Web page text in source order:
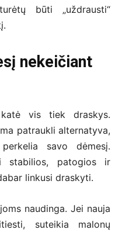
būti „uždrausti“
nekeičiant
vis tiek draskys.
patraukli alternatyva,
savo dėmesį.
stabilios, patogios ir
linkusi draskyti.
naudinga. Jei nauja
suteikia malonų